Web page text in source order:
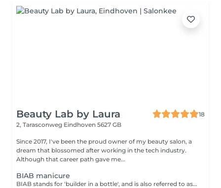
Beauty Lab by Laura
18
2, Tarasconweg Eindhoven 5627 GB
Since 2017, I've been the proud owner of my beauty salon, a
dream that blossomed after working in the tech industry.
Although that career path gave me...
BIAB manicure
BIAB stands for 'builder in a bottle', and is also referred to as 'builder gels' which gives your nails strength and protects them from breaking. Biab doesn't contain silicones or parabens, it's safe for customers with allergies. It's VEGAN, very good and safe for natural nails. Biab natural stands for natural colors from Biab color collection like pinks, milky colors and nudes.